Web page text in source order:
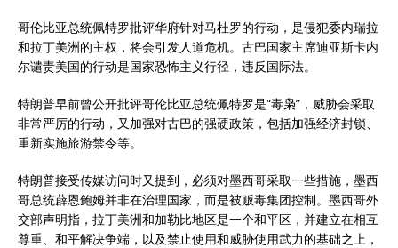
哥伦比亚总统佩特罗批评华府针对马杜罗的行动，是侵犯委内瑞拉
和拉丁美洲的主权，将会引发人道危机。古巴国家主席迪亚斯卡内
尔谴责美国的行动是国家恐怖主义行径，违反国际法。
特朗普早前曾公开批评哥伦比亚总统佩特罗是“毒枭”，威胁会采取
非常严厉的行动，又加强对古巴的强硬政策，包括加强经济封锁、
重新实施旅游禁令等。
特朗普接受传媒访问时又提到，必须对墨西哥采取一些措施，墨西
哥总统薜恩鲍姆并非在治理国家，而是被贩毒集团控制。墨西哥外
交部声明指，拉丁美洲和加勒比地区是一个和平区，并建立在相互
尊重、和平解决争端，以及禁止使用和威胁使用武力的基础之上，